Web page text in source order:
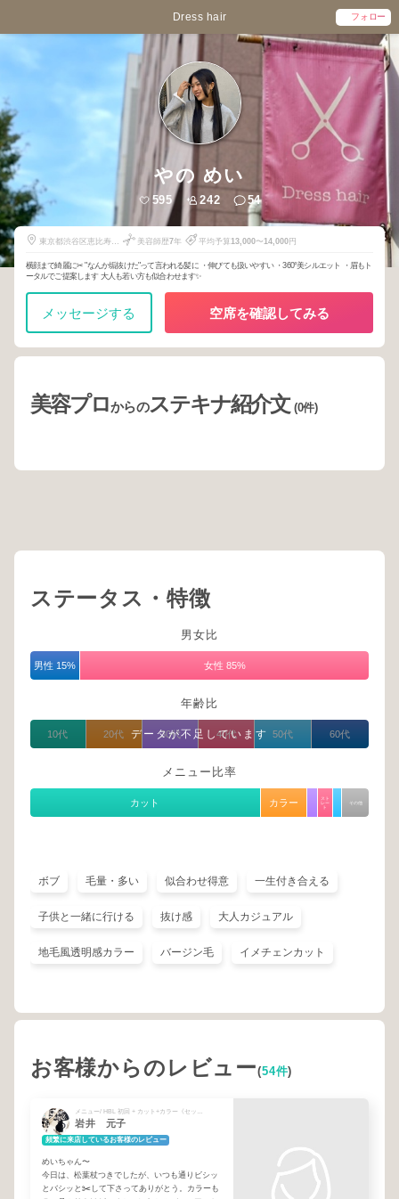
Dress hair フォロー
やの めい
595 242 54
東京都渋谷区恵比寿南
美容師歴7年 平均予算13,000〜14,000円
横顔まで綺麗に✂︎ "なんか垢抜けた"って言われる髪に ・伸びても扱いやすい ・360°美シルエット ・眉もト
ータルでご提案します 大人も若い方も似合わせます✨
メッセージする 空席を確認してみる
美容プロからのステキナ紹介文(0件)
ステータス・特徴
男女比
男性 15% 女性 85%
年齢比
データが不足しています
10代 20代 30代 40代 50代 60代
メニュー比率
カット カラー
スト
レー
ト
その他
ボブ 毛量・多い 似合わせ得意 一生付き合える
子供と一緒に行ける 抜け感 大人カジュアル
地毛風透明感カラー バージン毛 イメチェンカット
お客様からのレビュー(54件)
岩井 元子
頻繁に来店しているお客様のレビュー
めいちゃん〜
今日は、松葉杖つきでしたが、いつも通りビシッ
とバシッと✂️して下さってありがとう。カラーも